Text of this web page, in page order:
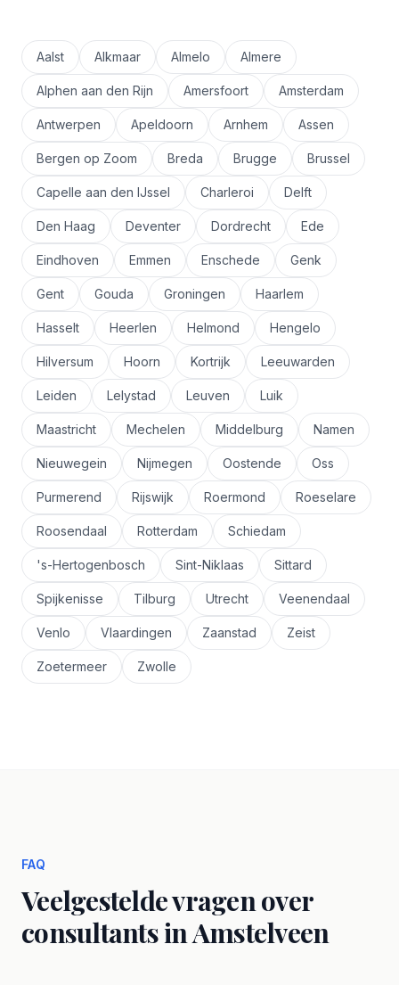
Aalst Alkmaar Almelo Almere
Alphen aan den Rijn Amersfoort Amsterdam
Antwerpen Apeldoorn Arnhem Assen
Bergen op Zoom Breda Brugge Brussel
Capelle aan den IJssel Charleroi Delft
Den Haag Deventer Dordrecht Ede
Eindhoven Emmen Enschede Genk
Gent Gouda Groningen Haarlem
Hasselt Heerlen Helmond Hengelo
Hilversum Hoorn Kortrijk Leeuwarden
Leiden Lelystad Leuven Luik
Maastricht Mechelen Middelburg Namen
Nieuwegein Nijmegen Oostende Oss
Purmerend Rijswijk Roermond Roeselare
Roosendaal Rotterdam Schiedam
's-Hertogenbosch Sint-Niklaas Sittard
Spijkenisse Tilburg Utrecht Veenendaal
Venlo Vlaardingen Zaanstad Zeist
Zoetermeer Zwolle
FAQ
Veelgestelde vragen over
consultants in Amstelveen